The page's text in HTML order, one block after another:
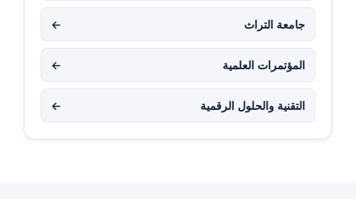
جامعة التراث ←
المؤتمرات العلمية ←
التقنية والحلول الرقمية ←